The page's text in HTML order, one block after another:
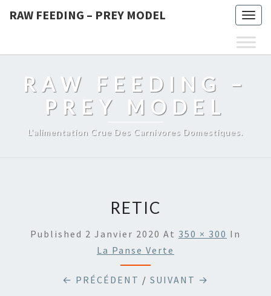
RAW FEEDING – PREY MODEL
RAW FEEDING –
PREY MODEL
L'alimentation Crue Des Carnivores Domestiques.
RETIC
Published 2 Janvier 2020 At 350 × 300 In
La Panse Verte
← PRÉCÉDENT / SUIVANT →